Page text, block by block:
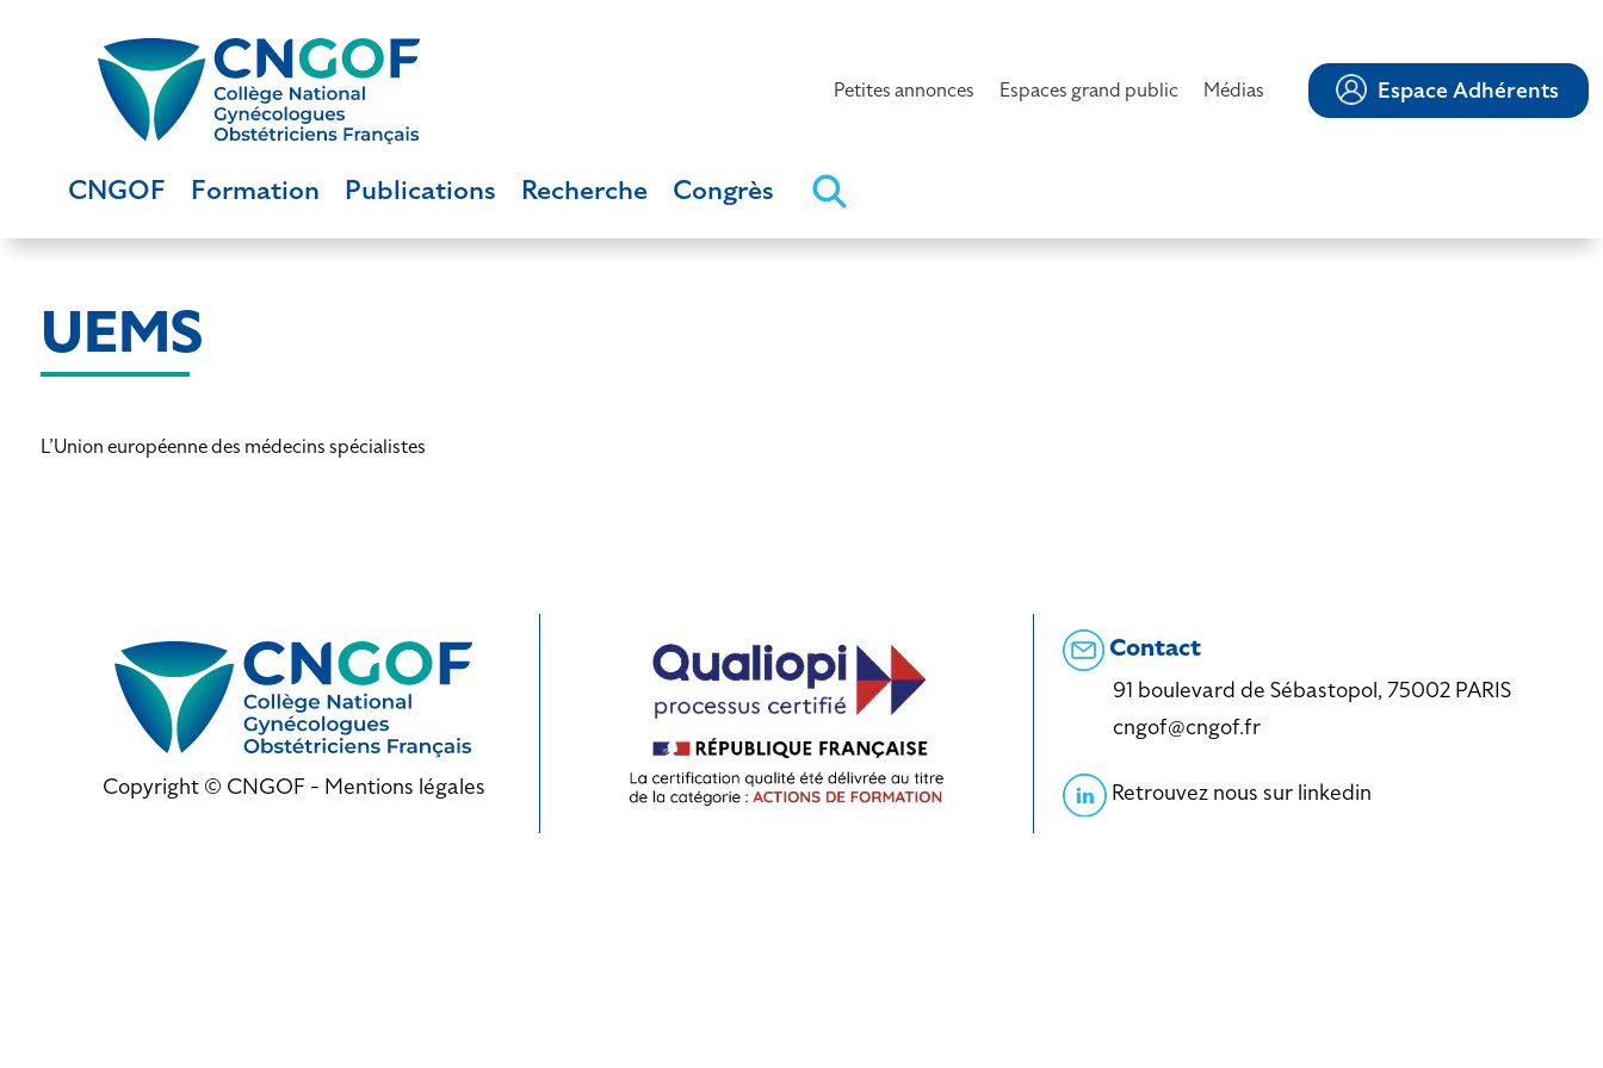
Petites annonces Espaces grand public Médias Espace Adhérents
CNGOF Formation Publications Recherche Congrès
UEMS
L’Union européenne des médecins spécialistes
Copyright © CNGOF - Mentions légales
Contact
91 boulevard de Sébastopol, 75002 PARIS
cngof@cngof.fr
Retrouvez nous sur linkedin